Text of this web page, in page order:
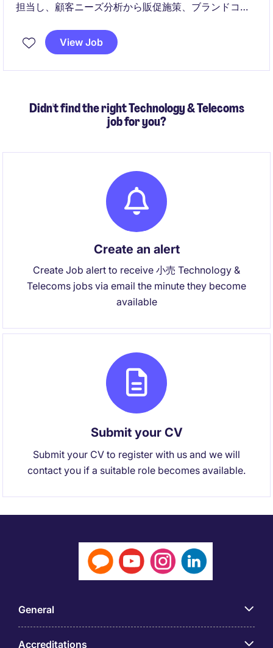
担当し、顧客ニーズ分析から販促施策、ブランドコミ
品・サービス・店舗・企業活動に関わる大規模なマー
ケティングプロジェクトを推進し、売上成長とブラン
View Job
Didn't find the right Technology & Telecoms
job for you?
Create an alert
Create Job alert to receive 小売 Technology &
Telecoms jobs via email the minute they become
available
Submit your CV
Submit your CV to register with us and we will
contact you if a suitable role becomes available.
General
Accreditations